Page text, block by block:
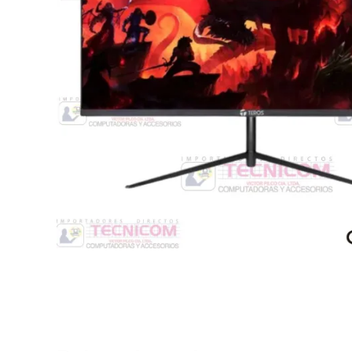
Monitores y TV
Suministros de Impresión
Punto de Venta
Accesorios y Periféricos
Protección Eléctrica
Software